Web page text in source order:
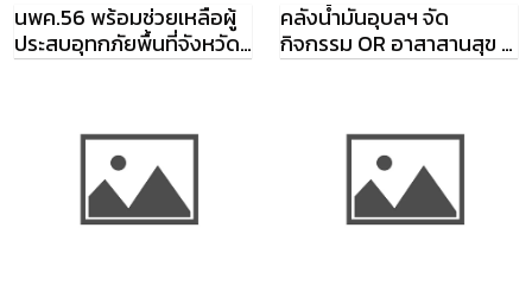
นพค.56 พร้อมช่วยเหลือผู้
ประสบอุทกภัยพื้นที่จังหวัด
อุบลราชธานี
คลังน้ำมันอุบลฯ จัด
กิจกรรม OR อาสาสานสุข ปี
2567